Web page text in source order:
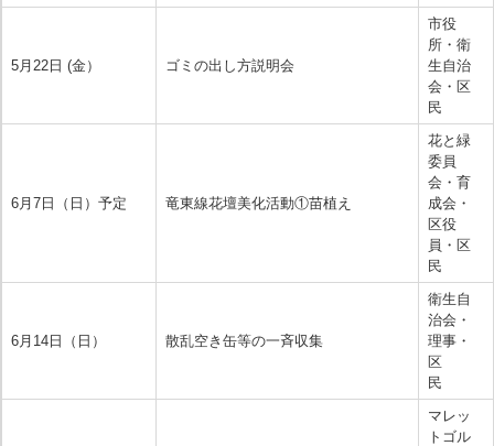
5月22日 (金） ゴミの出し方説明会
市役
所・衛
生自治
会・区
民
6月7日（日）予定 竜東線花壇美化活動①苗植え
花と緑
委員
会・育
成会・
区役
員・区
民
6月14日（日） 散乱空き缶等の一斉収集
衛生自
治会・
理事・
区
民
マレッ
トゴル